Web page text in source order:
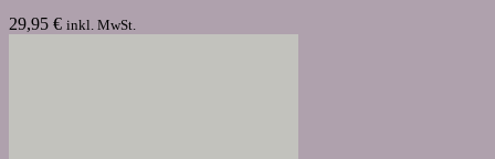
29,95 € inkl. MwSt.